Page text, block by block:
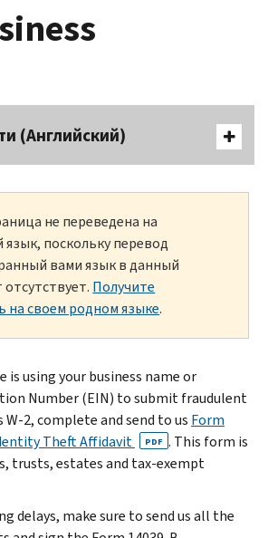
(Английский)
не переведена на
язык, поскольку перевод
вами язык в данный
Получите
на своем родном языке.
is using your business name or
Number (EIN) to submit fraudulent
2, complete and send to us Form
Theft Affidavit
PDF . This form is
trusts, estates and tax-exempt
delays, make sure to send us all the